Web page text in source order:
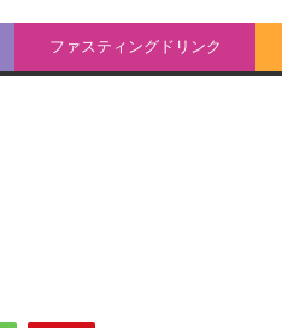
ファスティングドリンク